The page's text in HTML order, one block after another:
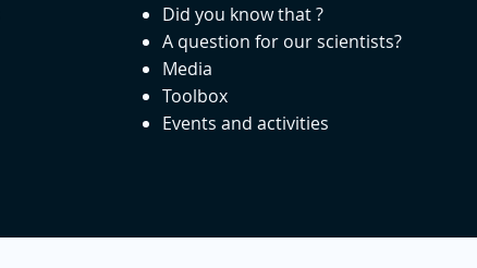
Did you know that ?
A question for our scientists?
Media
Toolbox
Events and activities